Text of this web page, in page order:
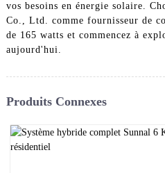
vos besoins en énergie solaire.
Co., Ltd. comme fournisseur de
de 165 watts et commencez à
aujourd'hui.
Produits Connexes